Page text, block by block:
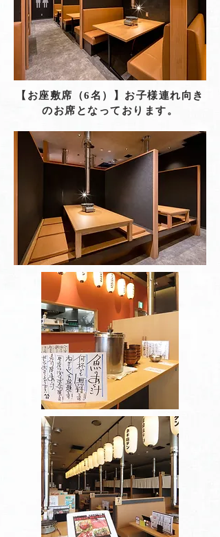
【お座敷席（6名）】お子様連れ向き
のお席となっております。